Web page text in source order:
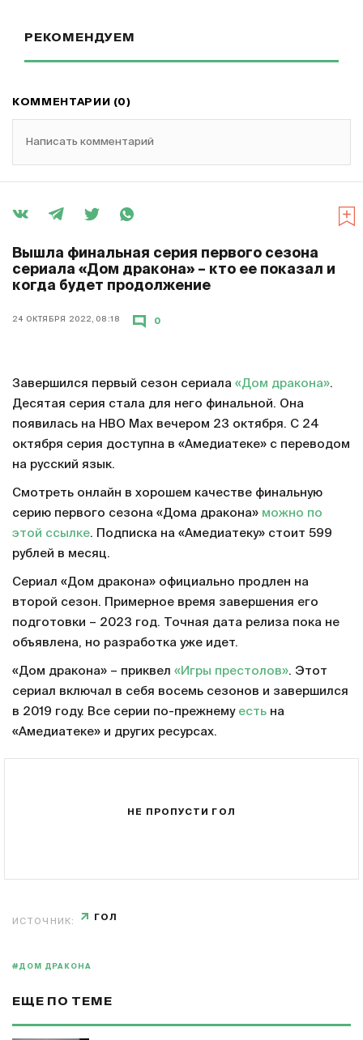
РЕКОМЕНДУЕМ
КОММЕНТАРИИ (0)
Написать комментарий
Вышла финальная серия первого сезона
сериала «Дом дракона» – кто ее показал и
когда будет продолжение
24 ОКТЯБРЯ 2022, 08:18 0
Завершился первый сезон сериала «Дом дракона».
Десятая серия стала для него финальной. Она
появилась на HBO Max вечером 23 октября. С 24
октября серия доступна в «Амедиатеке» с переводом
на русский язык.
Смотреть онлайн в хорошем качестве финальную
серию первого сезона «Дома дракона» можно по
этой ссылке. Подписка на «Амедиатеку» стоит 599
рублей в месяц.
Сериал «Дом дракона» официально продлен на
второй сезон. Примерное время завершения его
подготовки – 2023 год. Точная дата релиза пока не
объявлена, но разработка уже идет.
«Дом дракона» – приквел «Игры престолов». Этот
сериал включал в себя восемь сезонов и завершился
в 2019 году. Все серии по-прежнему есть на
«Амедиатеке» и других ресурсах.
НЕ ПРОПУСТИ ГОЛ
ИСТОЧНИК: ГОЛ
#ДОМ ДРАКОНА
ЕЩЕ ПО ТЕМЕ